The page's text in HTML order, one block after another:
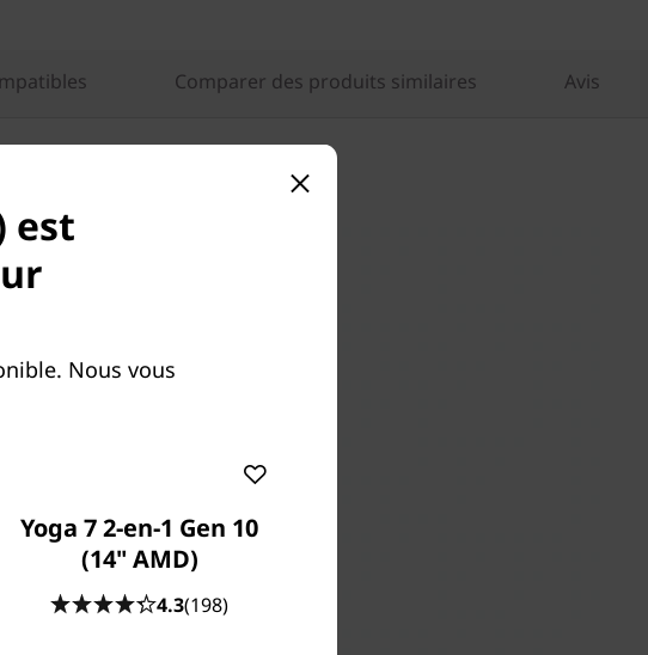
Comparer des produits similaires Avis
est
Nous vous
Yoga 7 2-en-1 Gen 10
(14" AMD)
4.3(198)